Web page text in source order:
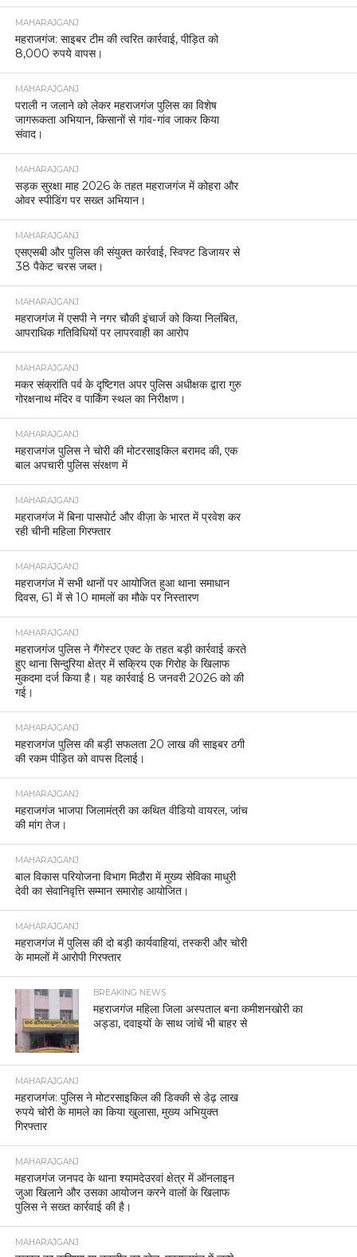
MAHARAJGANJ
महराजगंज: साइबर टीम की त्वरित कार्रवाई, पीड़ित को
8,000 रुपये वापस।
MAHARAJGANJ
पराली न जलाने को लेकर महराजगंज पुलिस का विशेष
जागरूकता अभियान, किसानों से गांव-गांव जाकर किया
संवाद।
MAHARAJGANJ
सड़क सुरक्षा माह 2026 के तहत महराजगंज में कोहरा और
ओवर स्पीडिंग पर सख्त अभियान।
MAHARAJGANJ
एसएसबी और पुलिस की संयुक्त कार्रवाई, स्विफ्ट डिजायर से
38 पैकेट चरस जब्त।
MAHARAJGANJ
महराजगंज में एसपी ने नगर चौकी इंचार्ज को किया निलंबित,
आपराधिक गतिविधियों पर लापरवाही का आरोप
MAHARAJGANJ
मकर संक्रांति पर्व के दृष्टिगत अपर पुलिस अधीक्षक द्वारा गुरु
गोरक्षनाथ मंदिर व पार्किंग स्थल का निरीक्षण।
MAHARAJGANJ
महराजगंज पुलिस ने चोरी की मोटरसाइकिल बरामद की, एक
बाल अपचारी पुलिस संरक्षण में
MAHARAJGANJ
महराजगंज में बिना पासपोर्ट और वीज़ा के भारत में प्रवेश कर
रही चीनी महिला गिरफ्तार
MAHARAJGANJ
महराजगंज में सभी थानों पर आयोजित हुआ थाना समाधान
दिवस, 61 में से 10 मामलों का मौके पर निस्तारण
MAHARAJGANJ
महराजगंज पुलिस ने गैंगेस्टर एक्ट के तहत बड़ी कार्रवाई करते
हुए थाना सिन्दुरिया क्षेत्र में सक्रिय एक गिरोह के खिलाफ
मुकदमा दर्ज किया है। यह कार्रवाई 8 जनवरी 2026 को की
गई।
MAHARAJGANJ
महराजगंज पुलिस की बड़ी सफलता 20 लाख की साइबर ठगी
की रकम पीड़ित को वापस दिलाई।
MAHARAJGANJ
महराजगंज भाजपा जिलामंत्री का कथित वीडियो वायरल, जांच
की मांग तेज।
MAHARAJGANJ
बाल विकास परियोजना विभाग मिठौरा में मुख्य सेविका माधुरी
देवी का सेवानिवृत्ति सम्मान समारोह आयोजित।
MAHARAJGANJ
महराजगंज में पुलिस की दो बड़ी कार्यवाहियां, तस्करी और चोरी
के मामलों में आरोपी गिरफ्तार
BREAKING NEWS
महराजगंज महिला जिला अस्पताल बना कमीशनखोरी का
अड्डा, दवाइयों के साथ जांचें भी बाहर से
MAHARAJGANJ
महराजगंज: पुलिस ने मोटरसाइकिल की डिक्की से डेढ़ लाख
रुपये चोरी के मामले का किया खुलासा, मुख्य अभियुक्त
गिरफ्तार
MAHARAJGANJ
महराजगंज जनपद के थाना श्यामदेउरवां क्षेत्र में ऑनलाइन
जुआ खिलाने और उसका आयोजन करने वालों के खिलाफ
पुलिस ने सख्त कार्रवाई की है।
MAHARAJGANJ